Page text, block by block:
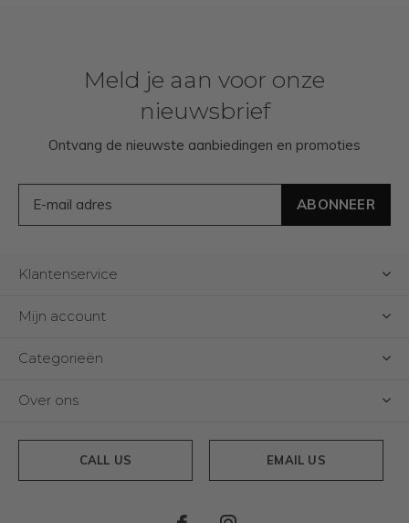
Meld je aan voor onze
nieuwsbrief
Ontvang de nieuwste aanbiedingen en promoties
ABONNEER
Klantenservice
Mijn account
Categorieën
Over ons
CALL US EMAIL US